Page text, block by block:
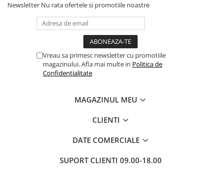
Instrumente de scris
Organizare si Arhivare
Caiete si Carnetele scolare
Ghiozdane si Penare scolare
Newsletter Nu rata ofertele si promotiile noastre
Vreau sa primesc newsletter cu promotiile
magazinului. Afla mai multe in Politica de
Confidentialitate
MAGAZINUL MEU
CLIENTI
DATE COMERCIALE
SUPORT CLIENTI 09.00-18.00